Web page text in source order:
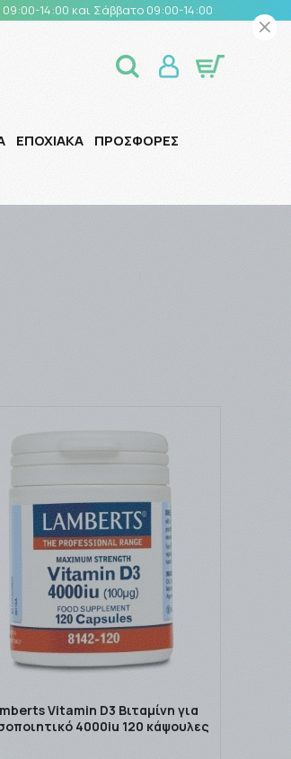
14:00 και Σάββατο 09:00-14:00
ΕΠΟΧΙΑΚΑ ΠΡΟΣΦΟΡΕΣ
Vitamin D3 Βιταμίνη για
4000iu 120 κάψουλες